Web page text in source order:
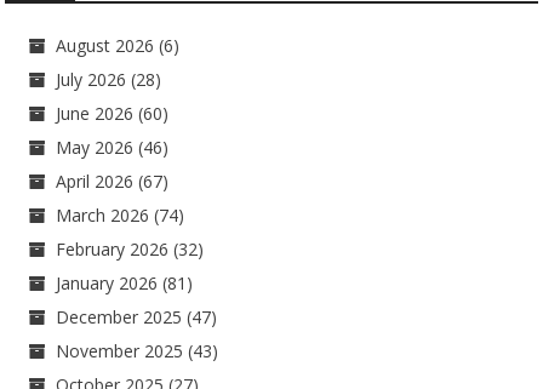
August 2026 (6)
July 2026 (28)
June 2026 (60)
May 2026 (46)
April 2026 (67)
March 2026 (74)
February 2026 (32)
January 2026 (81)
December 2025 (47)
November 2025 (43)